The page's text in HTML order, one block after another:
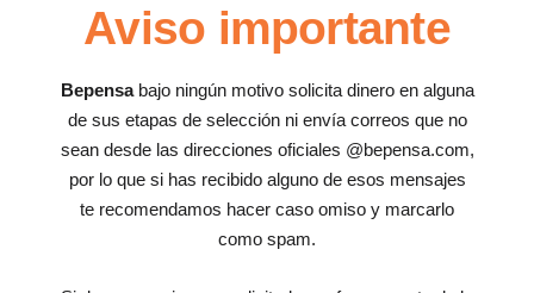
Aviso importante
Bepensabajo ningún motivo solicita dinero en alguna
de sus etapas de selección ni envía correos que no
sean desde las direcciones oficiales @bepensa.com,
por lo que si has recibido alguno de esos mensajes
te recomendamos hacer caso omiso y marcarlo
como spam.